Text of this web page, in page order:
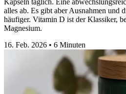
Kapseln täglich. Eine
alles ab. Es gibt aber Ausnahmen und
häufiger. Vitamin D ist der Klassiker,
Magnesium.
16. Feb. 2026 • 6 Minuten